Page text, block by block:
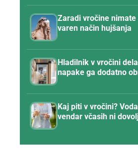
Zaradi vročine nimate
varen način hujšanja
Hladilnik v vročini
napake ga dodatno
Kaj piti v vročini?
vendar včasih ni